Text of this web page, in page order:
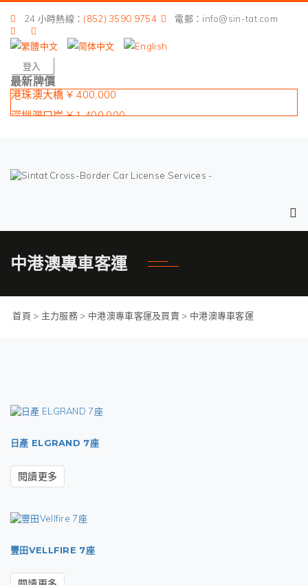
24 小時熱線： (852) 3590 9754 電郵：info@sin-tat.com
登入
最新牌價
港珠澳大橋 ¥ 400,000
深圳灣口岸 ¥ 1,400,000
沙頭角口岸 ¥ 1,600,000
中港澳專車客運
首頁 > 主力服務 > 中港澳專車客運及買賣 > 中港澳專車客運
日產 ELGRAND 7座
閱讀更多
豐田VELLFIRE 7座